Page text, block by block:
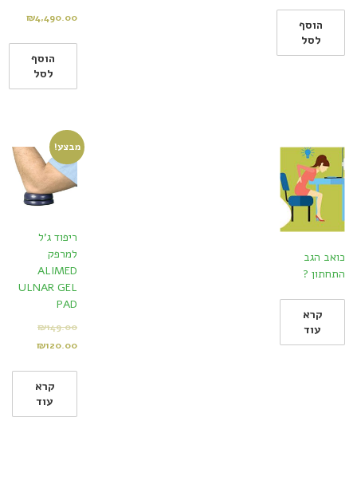
הוסף
לסל
₪4,490.00
הוסף
לסל
כואב הגב
התחתון ?
קרא
עוד
מבצע!
ריפוד ג'ל
למרפק
ALIMED
ULNAR GEL
PAD
₪149.00
₪120.00
קרא
עוד